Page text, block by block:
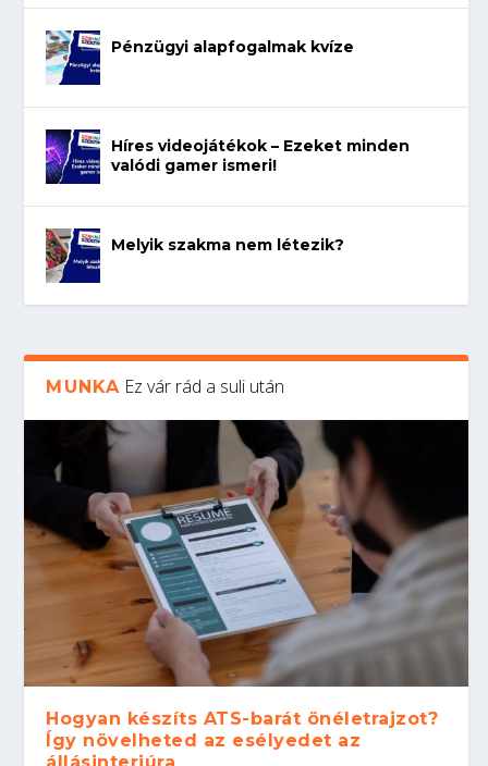
Pénzügyi alapfogalmak kvíze
Híres videojátékok – Ezeket minden
valódi gamer ismeri!
Melyik szakma nem létezik?
MUNKA Ez vár rád a suli után
Hogyan készíts ATS-barát önéletrajzot?
Így növelheted az esélyedet az
állásinterjúra